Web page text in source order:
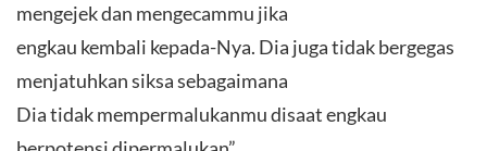
mengejek dan mengecammu jika
engkau kembali kepada-Nya. Dia juga tidak bergegas
menjatuhkan siksa sebagaimana
Dia tidak mempermalukanmu disaat engkau